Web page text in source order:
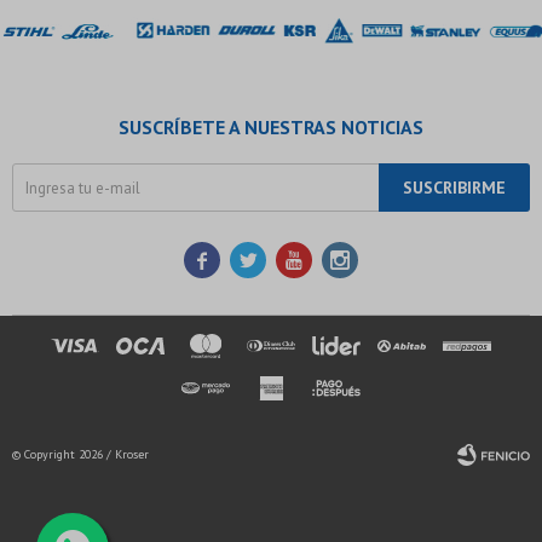
SUSCRÍBETE A NUESTRAS NOTICIAS
SUSCRIBIRME
   
© Copyright 2026 / Kroser